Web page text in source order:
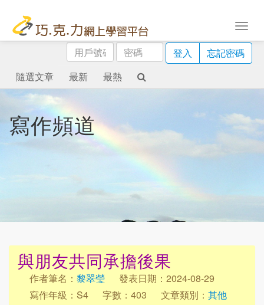
用
戶
號
碼
密
碼
登入
忘記密碼
隨選文章
最新 最熱
寫作頻道
與朋友共同承擔後果
作者筆名： 黎翠瑩
發表日期：2024-08-29
寫作年級：S4
字數：403 文章類別： 其他